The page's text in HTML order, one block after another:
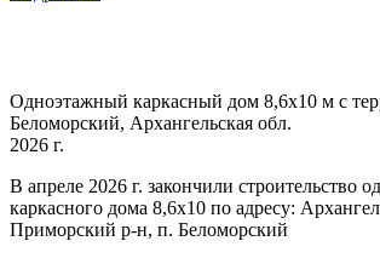
Одноэтажный каркасный дом 8,6х10 м с
Беломорский, Архангельская обл.
2026 г.
В апреле 2026 г. закончили строительство
каркасного дома 8,6х10 по адресу:
Приморский р-н, п. Беломорский